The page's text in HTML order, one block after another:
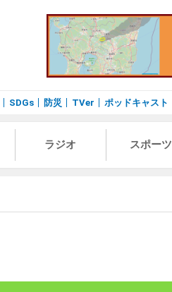
SDGs 防災 TVer ポッドキャスト
ラジオ スポーツ